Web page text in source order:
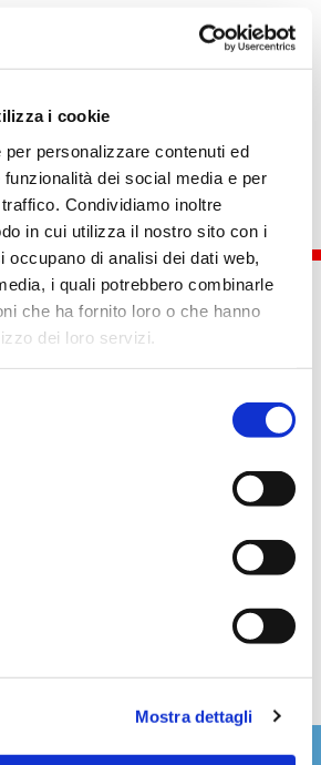
i cookie
personalizzare contenuti ed
dei social media e per
Condividiamo inoltre
in cui utilizza il nostro sito con i
occupano di analisi dei dati web,
i quali potrebbero combinarle
che ha fornito loro o che hanno
dei loro servizi.
Mostra dettagli
Dante(2020).
per Laterza
All’arme!
Eventi